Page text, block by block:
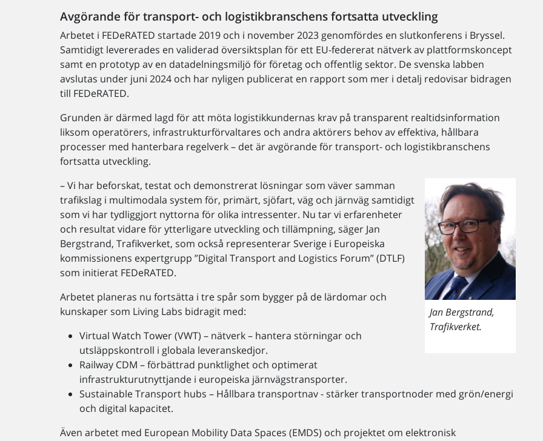
Avgörande för transport- och logistikbranschens fortsatta utveckling
Arbetet i FEDeRATED startade 2019 och i november 2023 genomfördes en slutkonferens i Bryssel.
Samtidigt levererades en validerad översiktsplan för ett EU-federerat nätverk av plattformskoncept
samt en prototyp av en datadelningsmiljö för företag och offentlig sektor. De svenska labben
avslutas under juni 2024 och har nyligen publicerat en rapport som mer i detalj redovisar bidragen
till FEDeRATED.
Grunden är därmed lagd för att möta logistikkundernas krav på transparent realtidsinformation
liksom operatörers, infrastrukturförvaltares och andra aktörers behov av effektiva, hållbara
processer med hanterbara regelverk – det är avgörande för transport- och logistikbranschens
fortsatta utveckling.
Jan Bergstrand,
Trafikverket.
– Vi har beforskat, testat och demonstrerat lösningar som väver samman
trafikslag i multimodala system för, primärt, sjöfart, väg och järnväg samtidigt
som vi har tydliggjort nyttorna för olika intressenter. Nu tar vi erfarenheter
och resultat vidare för ytterligare utveckling och tillämpning, säger Jan
Bergstrand, Trafikverket, som också representerar Sverige i Europeiska
kommissionens expertgrupp ”Digital Transport and Logistics Forum” (DTLF)
som initierat FEDeRATED.
Arbetet planeras nu fortsätta i tre spår som bygger på de lärdomar och
kunskaper som Living Labs bidragit med:
Virtual Watch Tower (VWT) – nätverk – hantera störningar och
utsläppskontroll i globala leveranskedjor.
Railway CDM – förbättrad punktlighet och optimerat
infrastrukturutnyttjande i europeiska järnvägstransporter.
Sustainable Transport hubs – Hållbara transportnav - stärker transportnoder med grön/energi
och digital kapacitet.
Även arbetet med European Mobility Data Spaces (EMDS) och projektet om elektronisk